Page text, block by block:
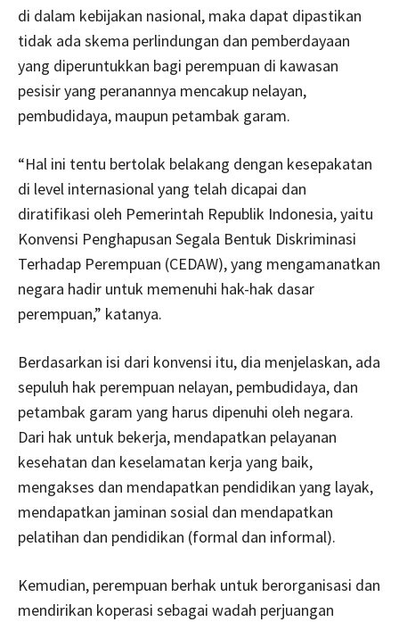
di dalam kebijakan nasional, maka dapat dipastikan
tidak ada skema perlindungan dan pemberdayaan
yang diperuntukkan bagi perempuan di kawasan
pesisir yang peranannya mencakup nelayan,
pembudidaya, maupun petambak garam.
“Hal ini tentu bertolak belakang dengan kesepakatan
di level internasional yang telah dicapai dan
diratifikasi oleh Pemerintah Republik Indonesia, yaitu
Konvensi Penghapusan Segala Bentuk Diskriminasi
Terhadap Perempuan (CEDAW), yang mengamanatkan
negara hadir untuk memenuhi hak-hak dasar
perempuan,” katanya.
Berdasarkan isi dari konvensi itu, dia menjelaskan, ada
sepuluh hak perempuan nelayan, pembudidaya, dan
petambak garam yang harus dipenuhi oleh negara.
Dari hak untuk bekerja, mendapatkan pelayanan
kesehatan dan keselamatan kerja yang baik,
mengakses dan mendapatkan pendidikan yang layak,
mendapatkan jaminan sosial dan mendapatkan
pelatihan dan pendidikan (formal dan informal).
Kemudian, perempuan berhak untuk berorganisasi dan
mendirikan koperasi sebagai wadah perjuangan